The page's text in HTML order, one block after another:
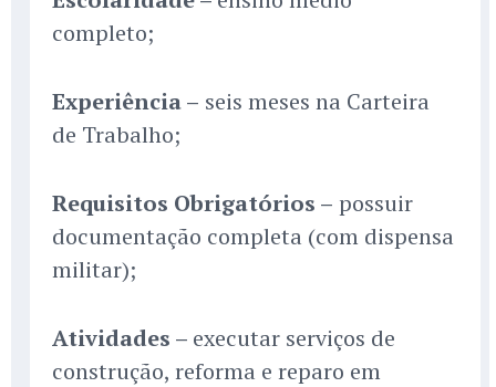
completo;
Experiência – seis meses na Carteira
de Trabalho;
Requisitos Obrigatórios – possuir
documentação completa (com dispensa
militar);
Atividades – executar serviços de
construção, reforma e reparo em